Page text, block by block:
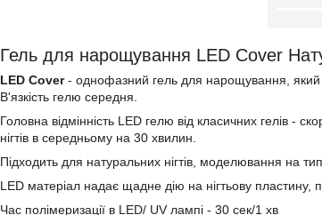
Гель для нарощування LED Cover
LED Cover - однофазний гель для нарощування, який
В'язкість гелю середня.
Головна відмінність LED гелю від класичних гелів -
нігтів в середньому на 30 хвилин.
Підходить для натуральних нігтів, моделювання на
LED матеріал надає щадне дію на нігтьову пластину,
Час полімеризації в LED/ UV лампі - 30 сек/1 хв